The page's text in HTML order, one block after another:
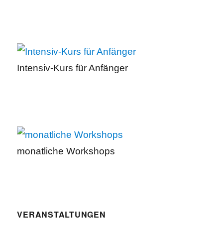
Intensiv-Kurs für Anfänger
monatliche Workshops
VERANSTALTUNGEN